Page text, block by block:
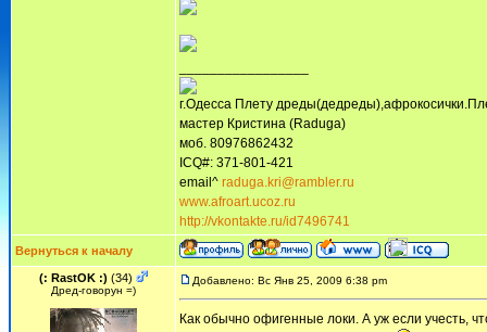
г.Одесса Плету
мастер Кристина (Raduga)
моб. 80976862432
ICQ#: 371-801-421
email^ raduga.kri@rambler.ru
www.afroart.ucoz.ru
http://vkontakte.ru/id7496741
Вернуться к началу
(: RastOK :) (34)
Дред-говорун =)
Добавлено: Вс Янв 25, 2009 6:38 pm
Как обычно офигенные локи. А уж если учесть,